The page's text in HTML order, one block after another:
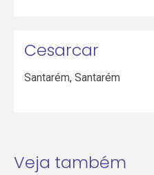
Cesarcar
Santarém,Santarém
Veja também